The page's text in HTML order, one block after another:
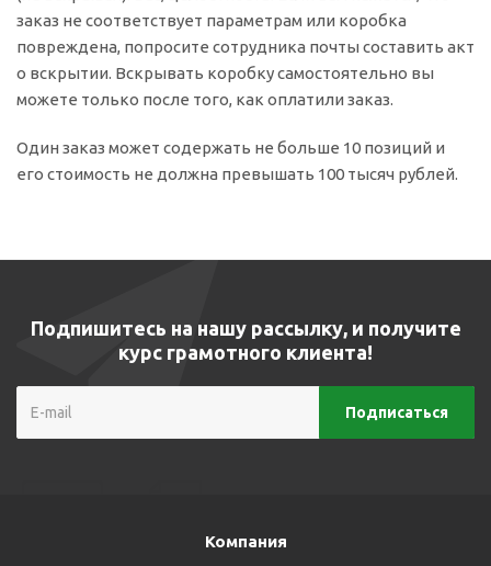
заказ не соответствует параметрам или коробка
повреждена, попросите сотрудника почты составить акт
о вскрытии. Вскрывать коробку самостоятельно вы
можете только после того, как оплатили заказ.
Один заказ может содержать не больше 10 позиций и
его стоимость не должна превышать 100 тысяч рублей.
Подпишитесь на нашу рассылку, и получите
курс грамотного клиента!
Компания